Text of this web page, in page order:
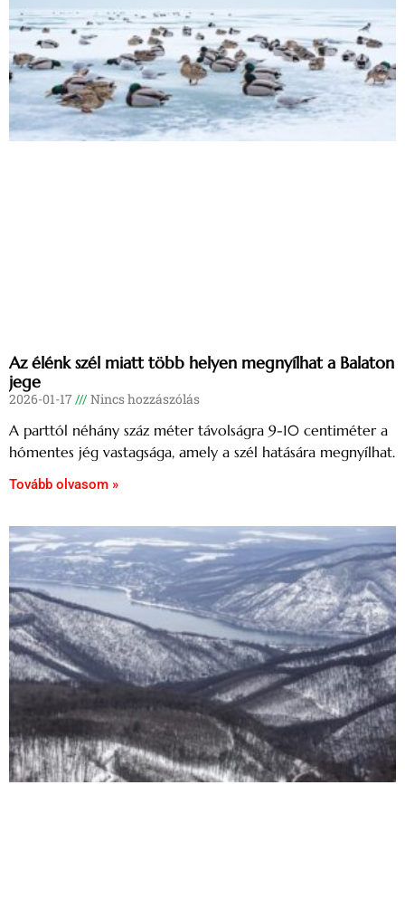
Az élénk szél miatt több helyen megnyílhat a Balaton
jege
2026-01-17 Nincs hozzászólás
A parttól néhány száz méter távolságra 9-10 centiméter a
hómentes jég vastagsága, amely a szél hatására megnyílhat.
Tovább olvasom »